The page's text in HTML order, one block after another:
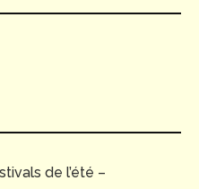
de l’été –